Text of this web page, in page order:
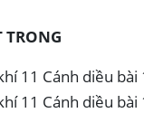
11 Cánh diều
11 Cánh diều